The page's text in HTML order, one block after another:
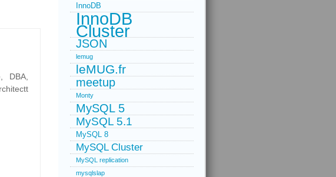
DBA,
InnoDB
InnoDB
Cluster
JSON
lemug
leMUG.fr
meetup
Monty
MySQL 5
MySQL 5.1
MySQL 8
MySQL Cluster
MySQL replication
mysqlslap